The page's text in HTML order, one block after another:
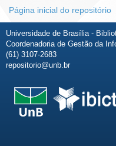
Página inicial do repositório
Universidade de Brasília -
Coordenadoria de Gestão da
(61) 3107-2683
repositorio@unb.br